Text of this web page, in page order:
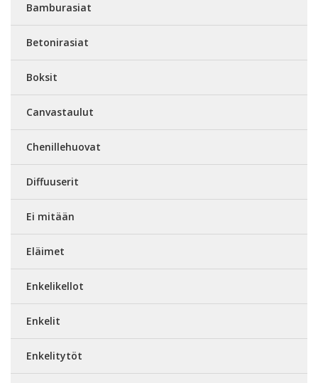
Bamburasiat
Betonirasiat
Boksit
Canvastaulut
Chenillehuovat
Diffuuserit
Ei mitään
Eläimet
Enkelikellot
Enkelit
Enkelitytöt